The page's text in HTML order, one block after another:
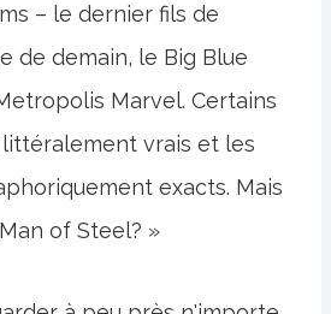
– le dernier fils de
de demain, le Big Blue
Marvel. Certains
vrais et les
exacts. Mais
of Steel? »